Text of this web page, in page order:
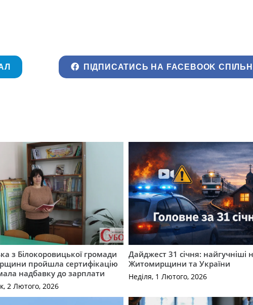
ПІДПИСАТИСЬ НА FACEBOOK
з Білокоровицької громади
пройшла сертифікацію
надбавку до зарплати
2 Лютого, 2026
Дайджест 31 січня: найгучніші
Житомирщини та України
Неділя, 1 Лютого, 2026